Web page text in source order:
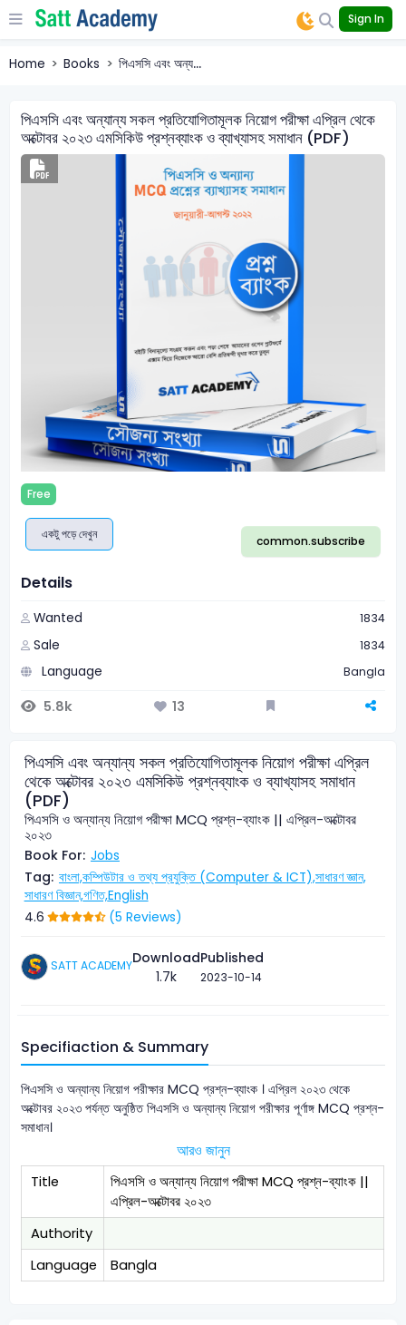
Sign In
Home Books পিএসসি এবং অন্য...
পিএসসি এবং অন্যান্য সকল প্রতিযোগিতামূলক নিয়োগ পরীক্ষা এপ্রিল থেকে
অক্টোবর ২০২৩ এমসিকিউ প্রশ্নব্যাংক ও ব্যাখ্যাসহ সমাধান (PDF)
Free
একটু পড়ে দেখুন common.subscribe
Details
Wanted 1834
Sale 1834
Language Bangla
5.8k 13
পিএসসি এবং অন্যান্য সকল প্রতিযোগিতামূলক নিয়োগ পরীক্ষা এপ্রিল
থেকে অক্টোবর ২০২৩ এমসিকিউ প্রশ্নব্যাংক ও ব্যাখ্যাসহ সমাধান
(PDF)
পিএসসি ও অন্যান্য নিয়োগ পরীক্ষা MCQ প্রশ্ন-ব্যাংক || এপ্রিল-অক্টোবর
২০২৩
Book For: Jobs
Tag: বাংলা,কম্পিউটার ও তথ্য প্রযুক্তি (Computer & ICT),সাধারণ জ্ঞান,
সাধারণ বিজ্ঞান,গণিত,English
4.6 (5 Reviews)
SATT ACADEMYDownload
1.7k
Published
2023-10-14
Specifiaction & Summary
পিএসসি ও অন্যান্য নিয়োগ পরীক্ষার MCQ প্রশ্ন-ব্যাংক । এপ্রিল ২০২৩ থেকে
অক্টোবর ২০২৩ পর্যন্ত অনুষ্ঠিত পিএসসি ও অন্যান্য নিয়োগ পরীক্ষার পূর্ণাঙ্গ MCQ প্রশ্ন-
সমাধান।
আরও জানুন
Title
পিএসসি ও অন্যান্য নিয়োগ পরীক্ষা MCQ প্রশ্ন-ব্যাংক ||
এপ্রিল-অক্টোবর ২০২৩
Authority
Language
Bangla